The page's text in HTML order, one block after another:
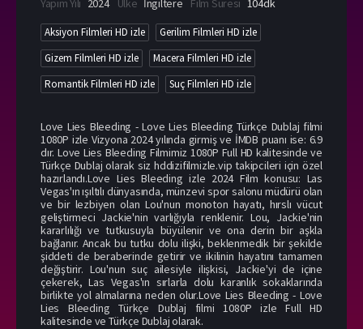
Aksiyon Filmleri HD izle
Gerilim Filmleri HD izle
Gizem Filmleri HD izle
Macera Filmleri HD izle
Romantik Filmleri HD izle
Suç Filmleri HD izle
Love Lies Bleeding - Love Lies Bleeding Türkçe Dublaj filmi
1080P izle Vizyona 2024 yılında girmiş ve İMDB puanı ise: 6.9
dır. Love Lies Bleeding Filmimiz 1080P Full HD kalitesinde ve
Türkçe Dublaj olarak siz hddizifilmizle.vip takipcileri için özel
hazırlandı.Love Lies Bleeding izle 2024 Film konusu: Las
Vegas'ın ışıltılı dünyasında, münzevi spor salonu müdürü olan
ve bir lezbiyen olan Lou'nun monoton hayatı, hırslı vücut
geliştirmeci Jackie'nin varlığıyla renklenir. Lou, Jackie'nin
kararlılığı ve tutkusuyla büyülenir ve ona derin bir aşkla
bağlanır. Ancak bu tutku dolu ilişki, beklenmedik bir şekilde
şiddeti de beraberinde getirir ve ikilinin hayatını tamamen
değiştirir. Lou'nun suç ailesiyle ilişkisi, Jackie'yi de içine
çekerek, Las Vegas'ın sırlarla dolu karanlık sokaklarında
birlikte yol almalarına neden olur.Love Lies Bleeding - Love
Lies Bleeding Türkçe Dublaj filmi 1080P izle Full HD
kalitesinde ve Türkçe Dublaj olarak.